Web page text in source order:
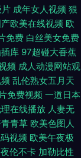
影院福利在线 色成
区精品 91乱子伦 狠
站 成人三级国产在
免费色网 在线A片
天堂 欧美快播 国产
成年女人视频 狠
欧美在线视频 欧
免费 白丝美女免费
库 97超碰大香蕉
频 成人动漫网站观
乱伦熟女五月天
免费视频 一道日本
在线播放 人妻无
青草 欧美色图人
视频 欧美午夜极
伦不卡 加勒比性